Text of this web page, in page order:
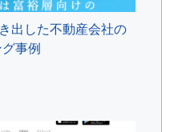
出した不動産会社の
事例